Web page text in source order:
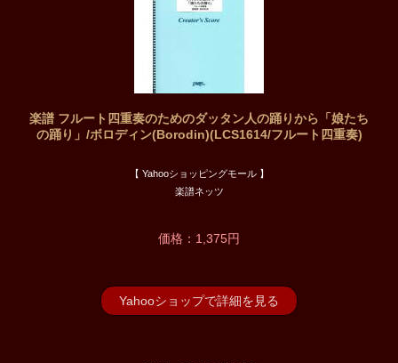
楽譜 フルート四重奏のためのダッタン人の踊りから「娘たち
の踊り」/ボロディン(Borodin)(LCS1614/フルート四重奏)
【 Yahooショッピングモール 】
楽譜ネッツ
価格：1,375円
Yahooショップで詳細を見る